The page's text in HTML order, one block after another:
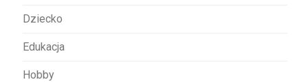
Dziecko
Edukacja
Hobby